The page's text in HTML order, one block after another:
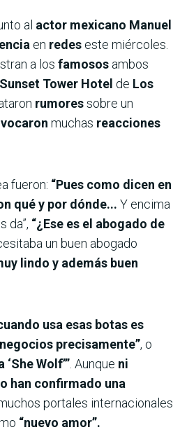
al actor mexicano Manuel
en redes este miércoles.
a los famosos ambos
Sunset Tower Hotel de Los
rumoressobre un
muchas reacciones
fueron: “Pues como dicen en
qué y por dónde... Y encima
da”, “¿Ese es el abogado de
un buen abogado
lindo y además buen
usa esas botas es
precisamente”, o
Wolf’” . Aunque ni
han confirmado una
portales internacionales
“nuevo amor”.